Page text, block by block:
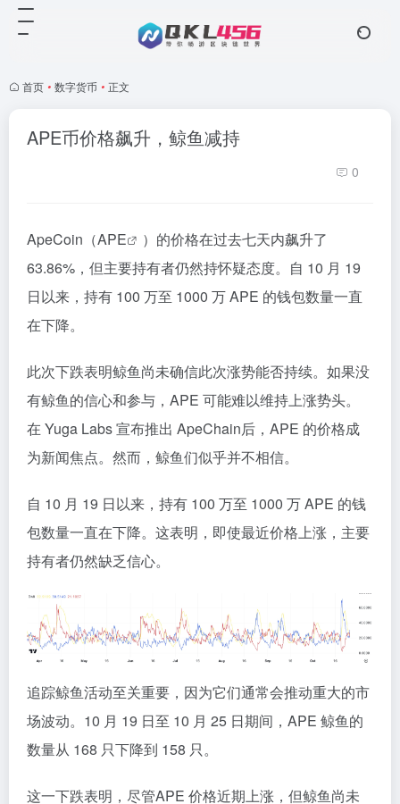
首页 • 数字货币 • 正文
APE币价格飙升，鲸鱼减持
0
ApeCoin（APE
）的价格在过去七天内飙升了
63.86%，但主要持有者仍然持怀疑态度。自 10 月 19
日以来，持有 100 万至 1000 万 APE 的钱包数量一直
在下降。
此次下跌表明鲸鱼尚未确信此次涨势能否持续。如果没
有鲸鱼的信心和参与，APE 可能难以维持上涨势头。
在 Yuga Labs 宣布推出 ApeChain后，APE 的价格成
为新闻焦点。然而，鲸鱼们似乎并不相信。
自 10 月 19 日以来，持有 100 万至 1000 万 APE 的钱
包数量一直在下降。这表明，即使最近价格上涨，主要
持有者仍然缺乏信心。
追踪鲸鱼活动至关重要，因为它们通常会推动重大的市
场波动。10 月 19 日至 10 月 25 日期间，APE 鲸鱼的
数量从 168 只下降到 158 只。
这一下跌表明，尽管APE 价格近期上涨，但鲸鱼尚未